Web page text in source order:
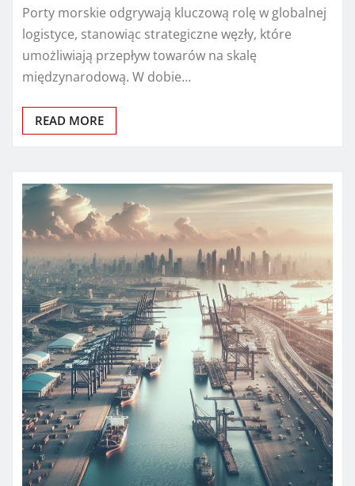
Porty morskie odgrywają kluczową rolę w globalnej
logistyce, stanowiąc strategiczne węzły, które
umożliwiają przepływ towarów na skalę
międzynarodową. W dobie…
READ MORE